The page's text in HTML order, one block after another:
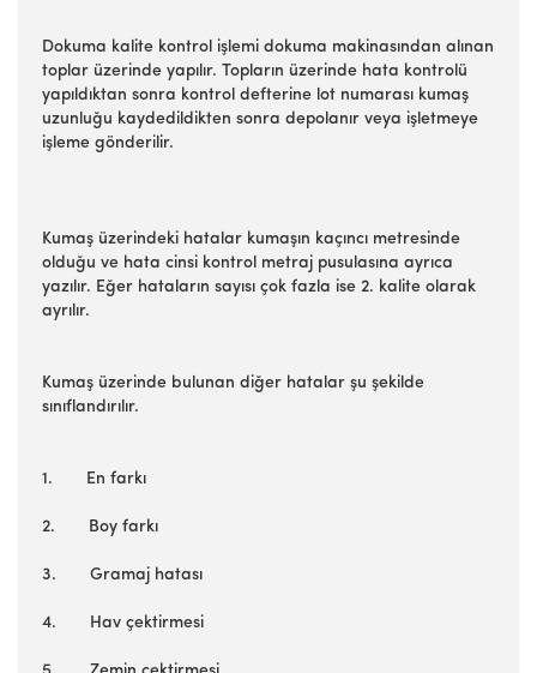
Dokuma kalite kontrol işlemi dokuma makinasından alınan
toplar üzerinde yapılır. Topların üzerinde hata kontrolü
yapıldıktan sonra kontrol defterine lot numarası kumaş
uzunluğu kaydedildikten sonra depolanır veya işletmeye
işleme gönderilir.
Kumaş üzerindeki hatalar kumaşın kaçıncı metresinde
olduğu ve hata cinsi kontrol metraj pusulasına ayrıca
yazılır. Eğer hataların sayısı çok fazla ise 2. kalite olarak
ayrılır.
Kumaş üzerinde bulunan diğer hatalar şu şekilde
sınıflandırılır.
1. En farkı
2. Boy farkı
3. Gramaj hatası
4. Hav çektirmesi